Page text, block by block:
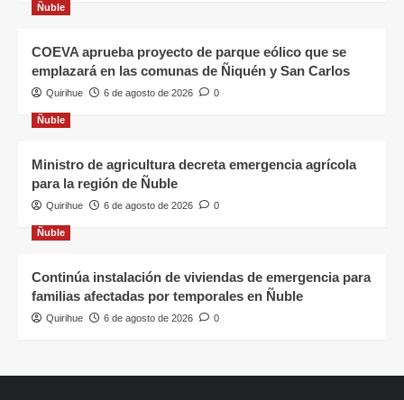
Ñuble
COEVA aprueba proyecto de parque eólico que se
emplazará en las comunas de Ñiquén y San Carlos
Quirihue 6 de agosto de 2026 0
Ñuble
Ministro de agricultura decreta emergencia agrícola
para la región de Ñuble
Quirihue 6 de agosto de 2026 0
Ñuble
Continúa instalación de viviendas de emergencia para
familias afectadas por temporales en Ñuble
Quirihue 6 de agosto de 2026 0